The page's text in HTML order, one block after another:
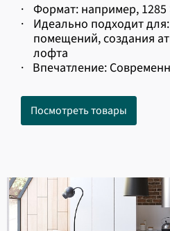
· Формат: например, 1285
· Идеально подходит
помещений, создания
лофта
· Впечатление:
Посмотреть товары